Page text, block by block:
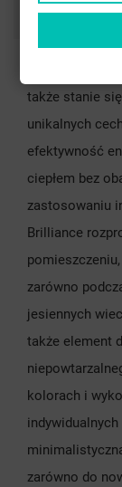
także stanie
unikalnych
efektywność
ciepłem bez
zastosowaniu
Brilliance
zarówno
jesiennych
także element
kolorach i
zarówno do